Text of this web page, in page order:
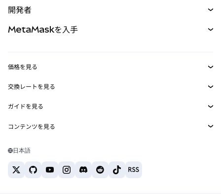
パーペチュアル
RWA
開発者
MetaMask Connect
Snaps
Web3サービス
MetaMaskを入手
セキュリティ
サポート
キャリア
お問い合わせ
価格を見る
イーサリアムの価格
Solanaの価格
Tetherの価格
交換レートを見る
ETH→USD
USDT→INR
BTC→INR
ETH→USDT
ガイドを見る
ETHの購入
USDTの購入
コンテンツを見る
Solanaウォレット
日本語